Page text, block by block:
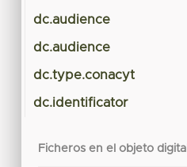
dc.audience
dc.audience
dc.type.conacyt
dc.identificator
Ficheros en el objeto digital